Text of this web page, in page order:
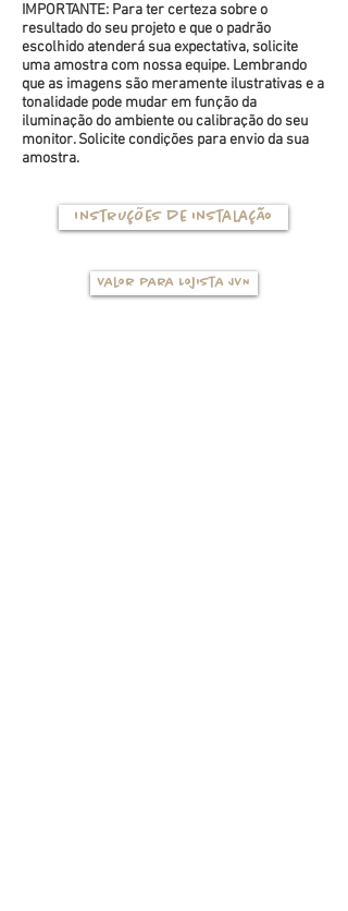
IMPORTANTE: Para ter certeza sobre o
resultado do seu projeto e que o padrão
escolhido atenderá sua expectativa, solicite
uma amostra com nossa equipe. Lembrando
que as imagens são meramente ilustrativas e a
tonalidade pode mudar em função da
iluminação do ambiente ou calibração do seu
monitor. Solicite condições para envio da sua
amostra.
Instruções de instalação
Valor para Lojista JVN